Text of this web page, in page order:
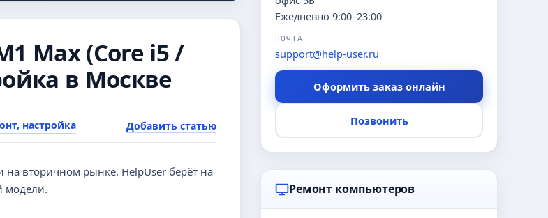
Max (Core i5 /
в Москве
настройка Добавить статью
на вторичном рынке. HelpUser берёт на
модели.
Ежедневно 9:00–23:00
ПОЧТА
support@help-user.ru
Оформить заказ онлайн
Позвонить
Ремонт компьютеров